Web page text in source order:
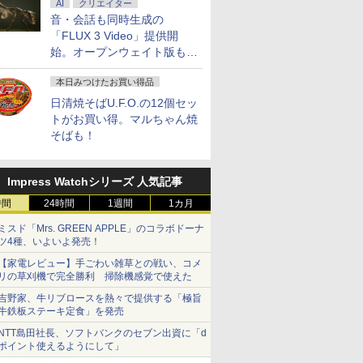
AI クリエイター
音・会話も同時生成の
「FLUX 3 Video」提供開
始。オープンウェイト版も計
画
本日みつけたお買い得品
日清焼そばU.F.O.の12個セッ
トがお買い得。マルちゃん焼
そばも！
Impress Watchシリーズ 人気記事
24時間 1週間 1カ月
スド「Mrs. GREEN APPLE」のコラボドーナ
4種、いよいよ発売！
家電レビュー】手ごわい雑草との戦い、コメ
の草刈機で完全勝利 掃除機感覚で使えた
野家、牛リブロースを熱々で提供する「極旨
鉄板ステーキ定食」を発売
島田社長、ソフトバンクのセブン出資に「d
イント使えるようにして」